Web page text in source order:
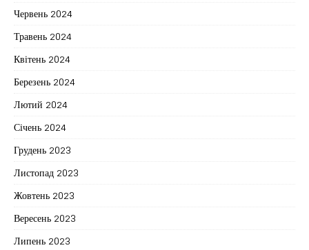
Червень 2024
Травень 2024
Квітень 2024
Березень 2024
Лютий 2024
Січень 2024
Грудень 2023
Листопад 2023
Жовтень 2023
Вересень 2023
Липень 2023